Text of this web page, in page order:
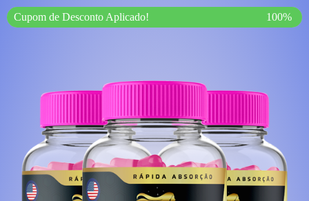
Cupom de Desconto Aplicado! 100%